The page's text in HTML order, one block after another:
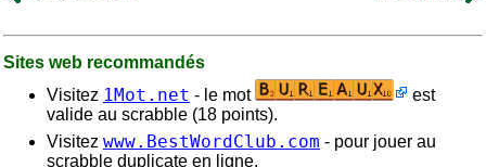
Sites web recommandés
Visitez 1Mot.net - le mot
est
valide au scrabble (18 points).
Visitez www.BestWordClub.com - pour jouer au
scrabble duplicate en ligne.